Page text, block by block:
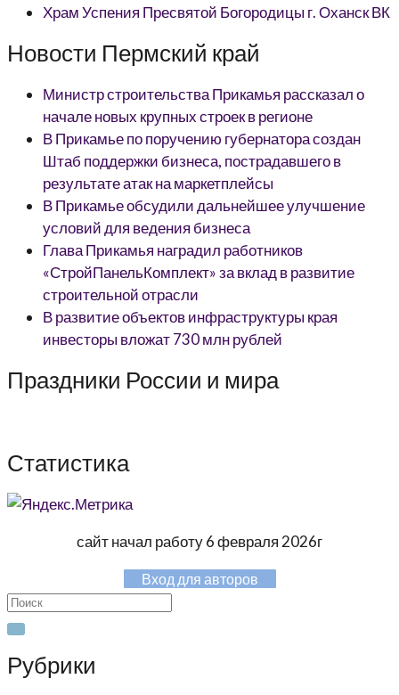
Храм Успения Пресвятой Богородицы г. Оханск ВК
Новости Пермский край
Министр строительства Прикамья рассказал о
начале новых крупных строек в регионе
В Прикамье по поручению губернатора создан
Штаб поддержки бизнеса, пострадавшего в
результате атак на маркетплейсы
В Прикамье обсудили дальнейшее улучшение
условий для ведения бизнеса
Глава Прикамья наградил работников
«СтройПанельКомплект» за вклад в развитие
строительной отрасли
В развитие объектов инфраструктуры края
инвесторы вложат 730 млн рублей
Праздники России и мира
Статистика
сайт начал работу 6 февраля 2026г
Вход для авторов
Search
for:
Рубрики